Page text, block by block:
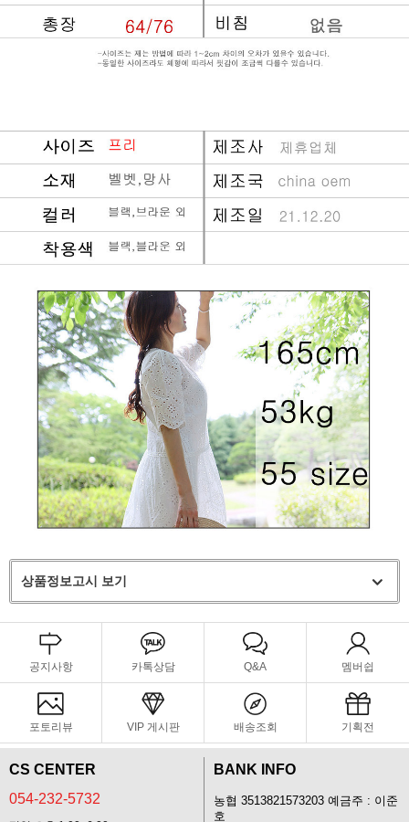
상품정보고시 보기
공지사항 카톡상담 Q&A 멤버쉽
포토리뷰 VIP 게시판 배송조회 기획전
CS CENTER
054-232-5732
BANK INFO
농협 3513821573203 예금주 : 이준
호